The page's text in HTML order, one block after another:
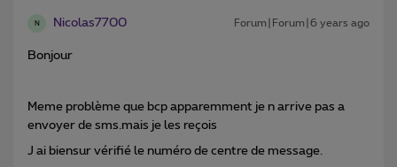
N Nicolas7700 Forum|Forum|6 years ago
Bonjour
Meme problème que bcp apparemment je n arrive pas a
envoyer de sms.mais je les reçois
J ai biensur vérifié le numéro de centre de message.